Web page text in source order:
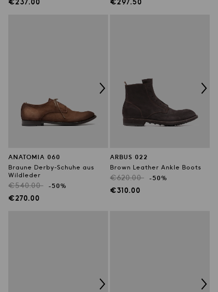
€237.00 €297.50
ANATOMIA 060
Braune Derby-Schuhe aus
Wildleder
Regulärer
Preis
€540.00 -50%
Verkaufspreis
€270.00
ARBUS 022
Brown Leather Ankle Boots
Regulärer
Preis
€620.00 -50%
Verkaufspreis
€310.00